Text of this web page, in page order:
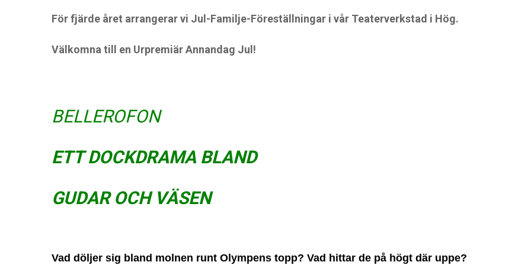
För fjärde året arrangerar vi Jul-Familje-Föreställningar i vår Teaterverkstad i Hög.
Välkomna till en Urpremiär Annandag Jul!
BELLEROFON
ETT DOCKDRAMA BLAND
GUDAR OCH VÄSEN
Vad döljer sig bland molnen runt Olympens topp? Vad hittar de på högt där uppe?